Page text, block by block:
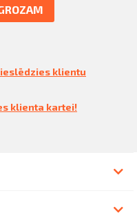
klientu
klienta kartei!